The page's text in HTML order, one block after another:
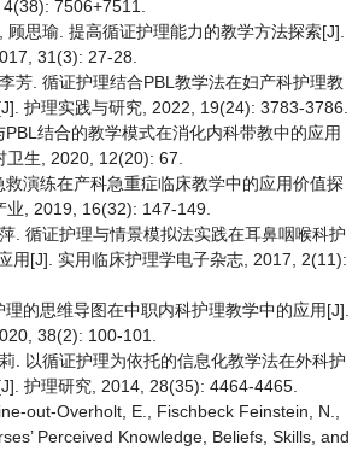
7506+7511.
顾思瑜. 提高循证护理能力的教学方法探索[J].
31(3): 27-28.
芳. 循证护理结合PBL教学法在妇产科护理教
护理实践与研究, 2022, 19(24): 3783-3786.
PBL结合的教学模式在消化内科带教中的应用
卫生, 2020, 12(20): 67.
演练在产科急重症临床教学中的应用价值探
业, 2019, 16(32): 147-149.
. 循证护理与情景模拟法实践在耳鼻咽喉科护
用[J]. 实用临床护理学电子杂志, 2017, 2(11):
的思维导图在中职内科护理教学中的应用[J].
38(2): 100-101.
. 以循证护理为依托的信息化教学法在外科护
护理研究, 2014, 28(35): 4464-4465.
out-Overholt, E., Fischbeck Feinstein, N.,
Perceived Knowledge, Beliefs, Skills, and